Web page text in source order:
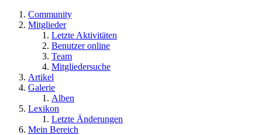
Community
Mitglieder
Letzte Aktivitäten
Benutzer online
Team
Mitgliedersuche
Artikel
Galerie
Alben
Lexikon
Letzte Änderungen
Mein Bereich